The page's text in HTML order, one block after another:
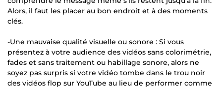
Alors, il faut les placer au bon endroit et à des moments
clés.
-Une mauvaise qualité visuelle ou sonore : Si vous
présentez à votre audience des vidéos sans colorimétrie,
fades et sans traitement ou habillage sonore, alors ne
soyez pas surpris si votre vidéo tombe dans le trou noir
des vidéos flop sur YouTube au lieu de performer comme